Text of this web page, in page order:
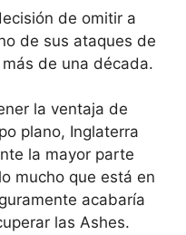
de omitir a
de sus ataques de
de una década.
la ventaja de
plano, Inglaterra
la mayor parte
mucho que está en
acabaría
las Ashes.